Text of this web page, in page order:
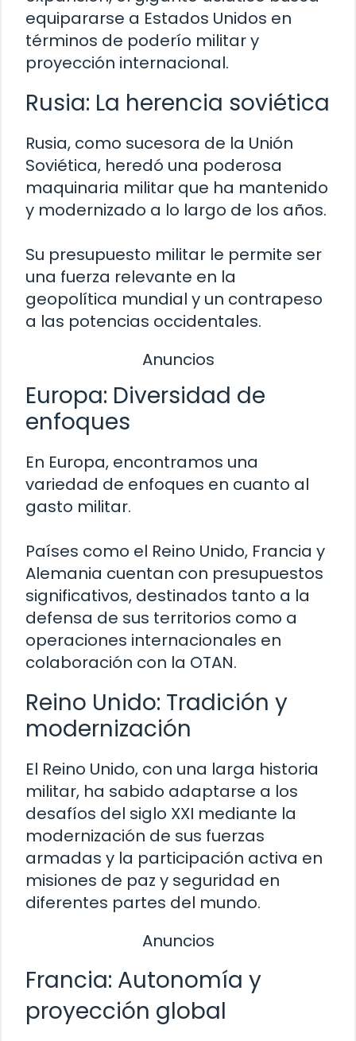
equipararse a Estados Unidos en
términos de poderío militar y
proyección internacional.
Rusia: La herencia soviética
Rusia, como sucesora de la Unión
Soviética, heredó una poderosa
maquinaria militar que ha mantenido
y modernizado a lo largo de los años.
Su presupuesto militar le permite ser
una fuerza relevante en la
geopolítica mundial y un contrapeso
a las potencias occidentales.
Anuncios
Europa: Diversidad de
enfoques
En Europa, encontramos una
variedad de enfoques en cuanto al
gasto militar.
Países como el Reino Unido, Francia y
Alemania cuentan con presupuestos
significativos, destinados tanto a la
defensa de sus territorios como a
operaciones internacionales en
colaboración con la OTAN.
Reino Unido: Tradición y
modernización
El Reino Unido, con una larga historia
militar, ha sabido adaptarse a los
desafíos del siglo XXI mediante la
modernización de sus fuerzas
armadas y la participación activa en
misiones de paz y seguridad en
diferentes partes del mundo.
Anuncios
Francia: Autonomía y
proyección global